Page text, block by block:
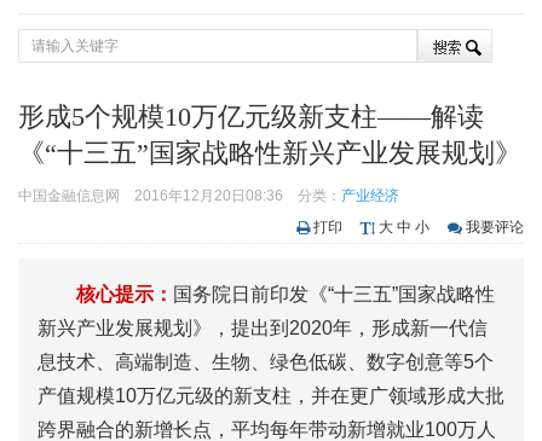
形成5个规模10万亿元级新支柱——解读
《“十三五”国家战略性新兴产业发展规划》
中国金融信息网 2016年12月20日08:36 分类： 产业经济
打印
大 中 小 我要评论
核心提示： 国务院日前印发《“十三五”国家战略性
新兴产业发展规划》，提出到2020年，形成新一代信
息技术、高端制造、生物、绿色低碳、数字创意等5个
产值规模10万亿元级的新支柱，并在更广领域形成大批
跨界融合的新增长点，平均每年带动新增就业100万人